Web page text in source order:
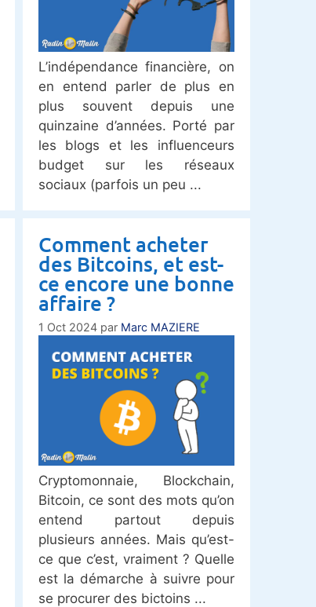
L’indépendance financière, on
en entend parler de plus en
plus souvent depuis une
quinzaine d’années. Porté par
les blogs et les influenceurs
budget sur les réseaux
sociaux (parfois un peu
Comment acheter
des Bitcoins, et est-
ce encore une bonne
affaire ?
1 Oct 2024 par Marc MAZIERE
Cryptomonnaie, Blockchain,
Bitcoin, ce sont des mots qu’on
entend partout depuis
plusieurs années. Mais qu’est-
ce que c’est, vraiment ? Quelle
est la démarche à suivre pour
se procurer des bictoins